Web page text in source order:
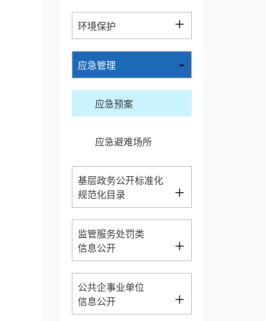
环境保护 +
应急管理 -
应急预案
应急避难场所
基层政务公开标准化
规范化目录
+
监管服务处罚类
信息公开
+
公共企事业单位
信息公开
+